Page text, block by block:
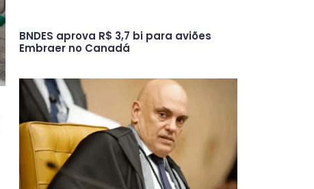
BNDES aprova R$ 3,7 bi para aviões
Embraer no Canadá